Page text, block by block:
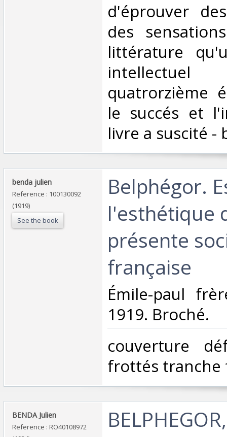
d'éprouver
des
littérature
quatrorzième
le succés et
livre a suscité -
‎benda julien‎
Reference : 100130092
(1919)
See the book
‎Belphégor.
l'esthétique
présente
française‎
‎Émile-paul
1919. Broché.‎
‎couverture
frottés tranche
‎BENDA Julien‎
Reference : RO40108972